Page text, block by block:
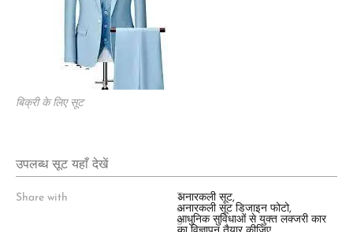
बिक्री के लिए सूट
उपलब्ध सूट यहाँ देखें
Share with
T
a
g
अनारकली सूट,
अनारकली सूट डिजाइन फोटो,
आधुनिक सुविधाओं से युक्त लक्जरी कार